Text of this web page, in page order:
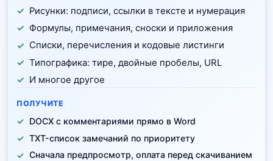
Рисунки: подписи, ссылки в тексте и нумерация
Формулы, примечания, сноски и приложения
Списки, перечисления и кодовые листинги
Типографика: тире, двойные пробелы, URL
И многое другое
ПОЛУЧИТЕ
DOCX с комментариями прямо в Word
TXT-список замечаний по приоритету
Сначала предпросмотр, оплата перед скачиванием